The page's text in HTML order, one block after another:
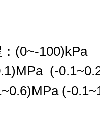
(0~-100)kPa
(-
(-